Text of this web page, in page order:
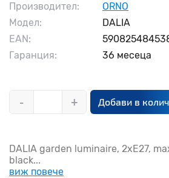
Производител:
ORNO
Модел:
DALIA
EAN:
Гаранция:
36 месеца
- + Добави в
DALIA garden luminaire, 2xE27,
black...
виж повече